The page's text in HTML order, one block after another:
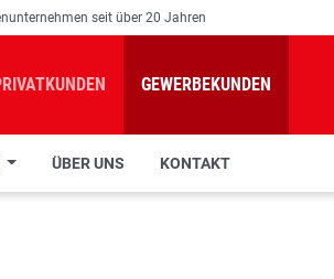
seit über 20 Jahren
GEWERBEKUNDEN
ÜBER UNS KONTAKT